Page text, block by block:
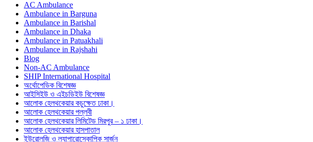
AC Ambulance
Ambulance in Barguna
Ambulance in Barishal
Ambulance in Dhaka
Ambulance in Patuakhali
Ambulance in Rajshahi
Blog
Non-AC Ambulance
SHIP International Hospital
অর্থোপেডিক বিশেষজ্ঞ
আইসিইউ ও এইচডিইউ বিশেষজ্ঞ
আলোক হেলথকেয়ার কচুক্ষেত ঢাকা।
আলোক হেলথকেয়ার পল্লবী
আলোক হেলথকেয়ার লিমিটেড মিরপুর – ১ ঢাকা।
আলোক হেলথকেয়ার হাসপাতাল
ইউরোলজি ও ল্যাপারোস্কোপিক সার্জন